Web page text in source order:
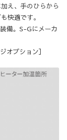
え、手のひらから
快適です。
備。S-Gにメーカ
オプション］